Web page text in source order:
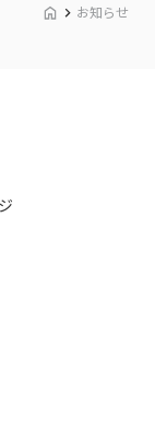
お知らせ